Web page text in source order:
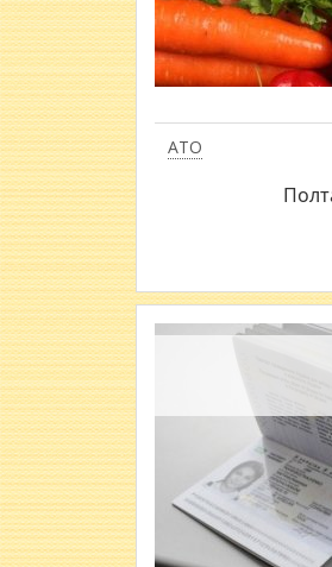
АТО